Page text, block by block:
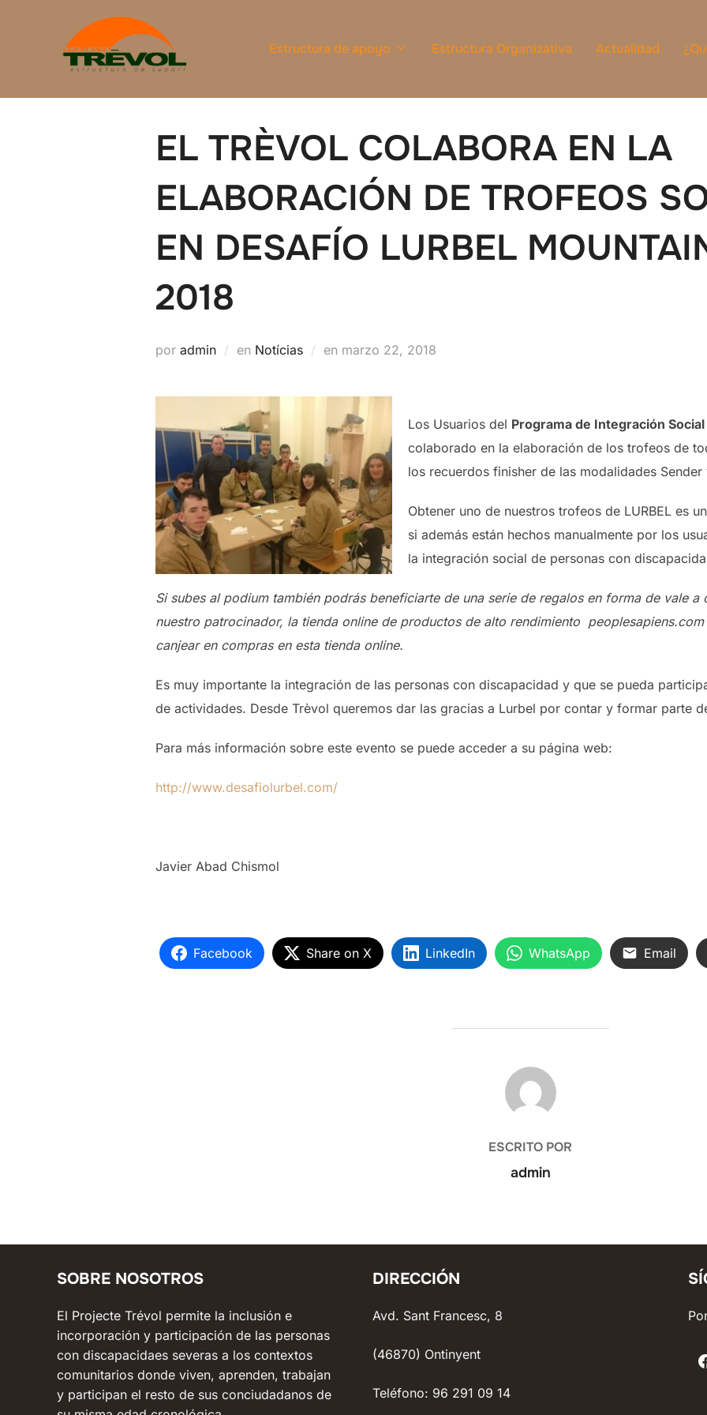
Estructura de apoyo Estructura Organizativa Actualidad
EL TRÈVOL COLABORA EN LA
ELABORACIÓN DE TROFEOS
EN DESAFÍO LURBEL
2018
por admin en Notícias en Publicado
marzo 22, 2018
Los Usuarios del Programa de Integración
colaborado en la elaboración de los trofeos de
los recuerdos finisher de las modalidades
Obtener uno de nuestros trofeos de LURBEL es
si además están hechos manualmente por los
la integración social de personas con
Si subes al podium también podrás beneficiarte de una serie de regalos en forma de vale
nuestro patrocinador, la tienda online de productos de alto rendimiento
canjear en compras en esta tienda online.
Es muy importante la integración de las personas con discapacidad y que se pueda
de actividades. Desde Trèvol queremos dar las gracias a Lurbel por contar y formar parte
Para más información sobre este evento se puede acceder a su página web:
http://www.desafiolurbel.com/
Javier Abad Chismol
Facebook Share on X LinkedIn WhatsApp Email
AUTOR DE LA ENTRADA
ESCRITO POR
admin
SOBRE NOSOTROS
El Projecte Trévol permite la inclusión e
incorporación y participación de las personas
con discapacidaes severas a los contextos
comunitarios donde viven, aprenden, trabajan
y participan el resto de sus conciudadanos de
DIRECCIÓN
Avd. Sant Francesc, 8
(46870) Ontinyent
Teléfono: 96 291 09 14